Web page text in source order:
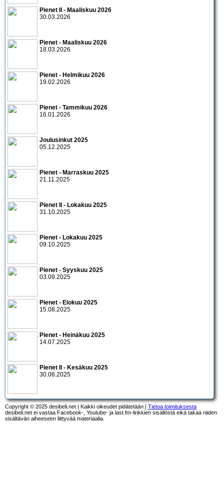
Pienet II - Maaliskuu 2026
30.03.2026
Pienet - Maaliskuu 2026
18.03.2026
Pienet - Helmikuu 2026
19.02.2026
Pienet - Tammikuu 2026
16.01.2026
Joulusinkut 2025
05.12.2025
Pienet - Marraskuu 2025
21.11.2025
Pienet II - Lokakuu 2025
31.10.2025
Pienet - Lokakuu 2025
09.10.2025
Pienet - Syyskuu 2025
03.09.2025
Pienet - Elokuu 2025
15.08.2025
Pienet - Heinäkuu 2025
14.07.2025
Pienet II - Kesäkuu 2025
30.06.2025
Copyright © 2025 desibeli.net | Kaikki oikeudet pidätetään | Tietoa toimituksesta
desibeli.net ei vastaa Facebook-, Youtube- ja last.fm-linkkien sisällöstä eikä takaa niiden
sisältävän aiheeseen liittyvää materiaalia.